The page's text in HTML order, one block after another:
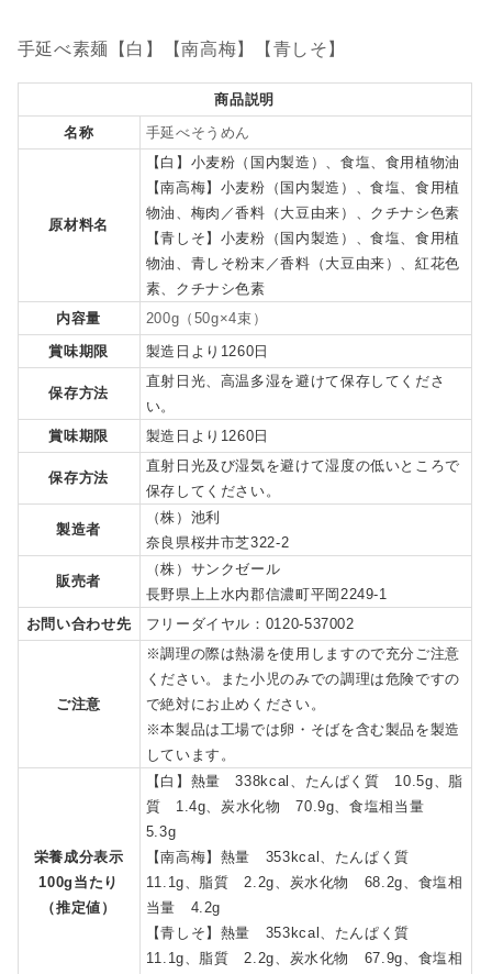
手延べ素麺【白】【南高梅】【青しそ】
商品説明
名称
手延べそうめん
原材料名
【白】小麦粉（国内製造）、食塩、食用植物油
【南高梅】小麦粉（国内製造）、食塩、食用植
物油、梅肉／香料（大豆由来）、クチナシ色素
【青しそ】小麦粉（国内製造）、食塩、食用植
物油、青しそ粉末／香料（大豆由来）、紅花色
素、クチナシ色素
内容量
200g（50g×4束）
賞味期限
製造日より1260日
保存方法
直射日光、高温多湿を避けて保存してくださ
い。
賞味期限
製造日より1260日
保存方法
直射日光及び湿気を避けて湿度の低いところで
保存してください。
製造者
（株）池利
奈良県桜井市芝322-2
販売者
（株）サンクゼール
長野県上上水内郡信濃町平岡2249-1
お問い合わせ先
フリーダイヤル：0120-537002
ご注意
※調理の際は熱湯を使用しますので充分ご注意
ください。また小児のみでの調理は危険ですの
で絶対にお止めください。
※本製品は工場では卵・そばを含む製品を製造
しています。
栄養成分表示
100g当たり
（推定値）
【白】熱量 338kcal、たんぱく質 10.5g、脂
質 1.4g、炭水化物 70.9g、食塩相当量
5.3g
【南高梅】熱量 353kcal、たんぱく質
11.1g、脂質 2.2g、炭水化物 68.2g、食塩相
当量 4.2g
【青しそ】熱量 353kcal、たんぱく質
11.1g、脂質 2.2g、炭水化物 67.9g、食塩相